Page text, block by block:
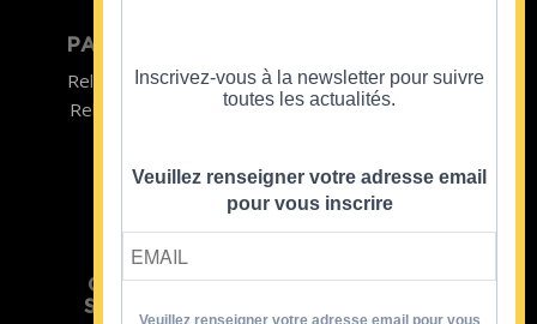
PARTICULIER
Relooking homme
Relooking femme
Team Building
Formations
CRISTINA
SOUTIENT
Inscrivez-vous à la newsletter pour suivre
toutes les actualités.
Veuillez renseigner votre adresse email
pour vous inscrire